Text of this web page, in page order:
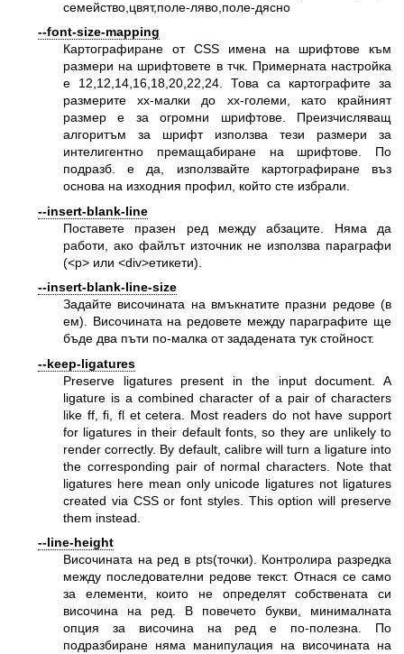
семейство,цвят,поле-ляво,поле-дясно
--font-size-mapping
Картографиране от CSS имена на шрифтове към
размери на шрифтовете в тчк. Примерната настройка
е 12,12,14,16,18,20,22,24. Това са картографите за
размерите xx-малки до xx-големи, като крайният
размер е за огромни шрифтове. Преизчисляващ
алгоритъм за шрифт използва тези размери за
интелигентно премащабиране на шрифтове. По
подразб. е да, използвайте картографиране въз
основа на изходния профил, който сте избрали.
--insert-blank-line
Поставете празен ред между абзаците. Няма да
работи, ако файлът източник не използва параграфи
(<p> или <div>етикети).
--insert-blank-line-size
Задайте височината на вмъкнатите празни редове (в
ем). Височината на редовете между параграфите ще
бъде два пъти по-малка от зададената тук стойност.
--keep-ligatures
Preserve ligatures present in the input document. A
ligature is a combined character of a pair of characters
like ff, fi, fl et cetera. Most readers do not have support
for ligatures in their default fonts, so they are unlikely to
render correctly. By default, calibre will turn a ligature into
the corresponding pair of normal characters. Note that
ligatures here mean only unicode ligatures not ligatures
created via CSS or font styles. This option will preserve
them instead.
--line-height
Височината на ред в pts(точки). Контролира разредка
между последователни редове текст. Отнася се само
за елементи, които не определят собствената си
височина на ред. В повечето букви, минималната
опция за височина на ред е по-полезна. По
подразбиране няма манипулация на височината на